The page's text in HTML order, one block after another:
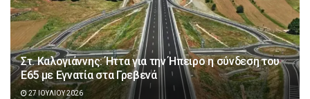
Στ. Καλογιάννης: Ήττα για την Ήπειρο η σύνδεση του
Ε65 με Εγνατία στα Γρεβενά
27 ΙΟΥΛΊΟΥ 2026